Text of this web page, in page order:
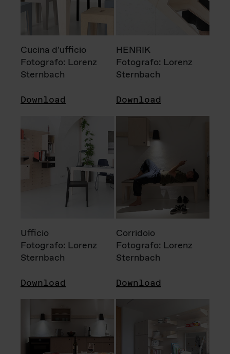
Cucina d'ufficio
Fotografo: Lorenz
Sternbach
Download
HENRIK
Fotografo: Lorenz
Sternbach
Download
Ufficio
Fotografo: Lorenz
Sternbach
Download
Corridoio
Fotografo: Lorenz
Sternbach
Download